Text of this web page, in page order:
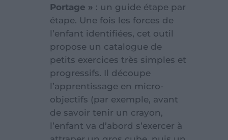
Portage » : un guide étape par
étape. Une fois les forces de
l’enfant identifiées, cet outil
propose un catalogue de
petits exercices très simples et
progressifs. Il découpe
l’apprentissage en micro-
objectifs (par exemple, avant
de savoir tenir un crayon,
l’enfant va d’abord s’exercer à